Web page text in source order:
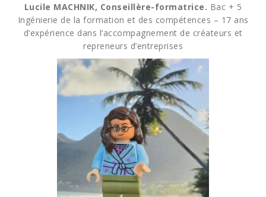
Lucile MACHNIK, Conseillère-formatrice. Bac + 5
Ingénierie de la formation et des compétences – 17 ans
d’expérience dans l’accompagnement de créateurs et
repreneurs d’entreprises